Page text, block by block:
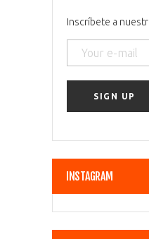
Inscríbete a
INSTAGRAM